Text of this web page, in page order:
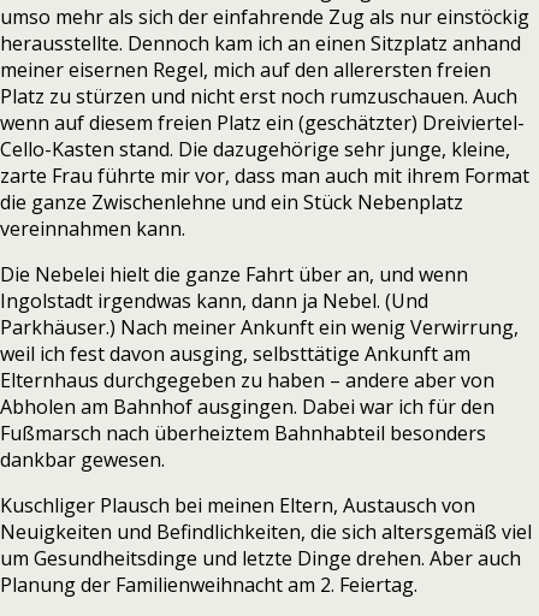
umso mehr als sich der einfahrende Zug als nur einstöckig
herausstellte. Dennoch kam ich an einen Sitzplatz anhand
meiner eisernen Regel, mich auf den allerersten freien
Platz zu stürzen und nicht erst noch rumzuschauen. Auch
wenn auf diesem freien Platz ein (geschätzter) Dreiviertel-
Cello-Kasten stand. Die dazugehörige sehr junge, kleine,
zarte Frau führte mir vor, dass man auch mit ihrem Format
die ganze Zwischenlehne und ein Stück Nebenplatz
vereinnahmen kann.
Die Nebelei hielt die ganze Fahrt über an, und wenn
Ingolstadt irgendwas kann, dann ja Nebel. (Und
Parkhäuser.) Nach meiner Ankunft ein wenig Verwirrung,
weil ich fest davon ausging, selbsttätige Ankunft am
Elternhaus durchgegeben zu haben – andere aber von
Abholen am Bahnhof ausgingen. Dabei war ich für den
Fußmarsch nach überheiztem Bahnhabteil besonders
dankbar gewesen.
Kuschliger Plausch bei meinen Eltern, Austausch von
Neuigkeiten und Befindlichkeiten, die sich altersgemäß viel
um Gesundheitsdinge und letzte Dinge drehen. Aber auch
Planung der Familienweihnacht am 2. Feiertag.